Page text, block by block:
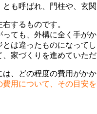
も呼ばれ、門柱や、玄
するものです。
ても、外構に全く手が
は違ったものになってし
家づくりを進めていただ
、どの程度の費用がか
用について、その目安